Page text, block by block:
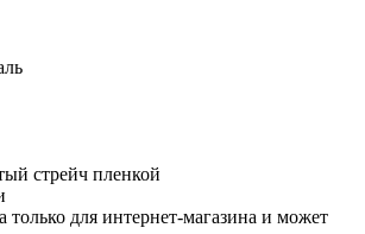
стрейч пленкой
только для интернет-магазина и может